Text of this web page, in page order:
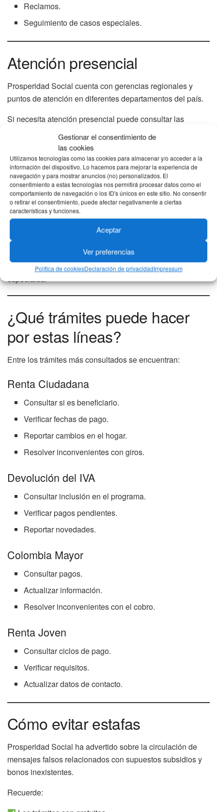
Gestionar el consentimiento de
las cookies
Utilizamos tecnologías como las cookies para almacenar y/o acceder a la
información del dispositivo. Lo hacemos para mejorar la experiencia de
navegación y para mostrar anuncios (no) personalizados. El
consentimiento a estas tecnologías nos permitirá procesar datos como el
comportamiento de navegación o los ID's únicos en este sitio. No consentir
o retirar el consentimiento, puede afectar negativamente a ciertas
características y funciones.
Aceptar
Ver preferencias
Política de cookiesDeclaración de privacidadImpressum
Reclamos.
Seguimiento de casos especiales.
Atención presencial
Prosperidad Social cuenta con gerencias regionales y
puntos de atención en diferentes departamentos del país.
Si necesita atención presencial puede consultar las
oficinas disponibles y solicitar cita a través de los canales
Horarios de atención
Los asesores del centro de contacto atienden:
Lunes a viernes: 8:00 a.m. a 6:00 p.m.
Estos horarios pueden variar en días festivos o jornadas
especiales.
¿Qué trámites puede hacer
por estas líneas?
Entre los trámites más consultados se encuentran:
Renta Ciudadana
Consultar si es beneficiario.
Verificar fechas de pago.
Reportar cambios en el hogar.
Resolver inconvenientes con giros.
Devolución del IVA
Consultar inclusión en el programa.
Verificar pagos pendientes.
Reportar novedades.
Colombia Mayor
Consultar pagos.
Actualizar información.
Resolver inconvenientes con el cobro.
Renta Joven
Consultar ciclos de pago.
Verificar requisitos.
Actualizar datos de contacto.
Cómo evitar estafas
Prosperidad Social ha advertido sobre la circulación de
mensajes falsos relacionados con supuestos subsidios y
bonos inexistentes.
Recuerde: